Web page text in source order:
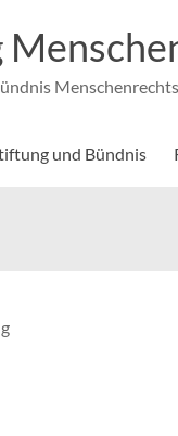
und Bündnis